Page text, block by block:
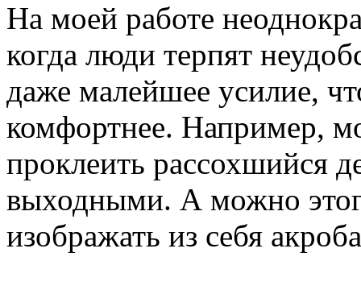
На моей работе
когда люди терпят
даже малейшее усилие,
комфортнее. Например,
проклеить рассохшийся
выходными. А можно
изображать из себя